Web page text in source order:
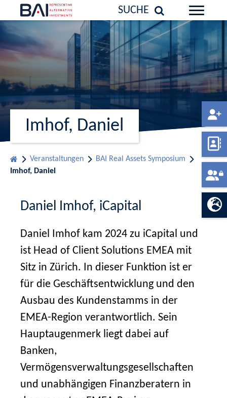
SUCHE
Imhof, Daniel
Veranstaltungen
BAI Real Assets Symposium
Imhof, Daniel
Daniel Imhof, iCapital
Daniel Imhof kam 2024 zu iCapital und
ist Head of Client Solutions EMEA mit
Sitz in Zürich. In dieser Funktion ist er
für die Geschäftsentwicklung und den
Ausbau des Kundenstamms in der
EMEA-Region verantwortlich. Sein
Hauptaugenmerk liegt dabei auf
Banken,
Vermögensverwaltungsgesellschaften
und unabhängigen Finanzberatern in